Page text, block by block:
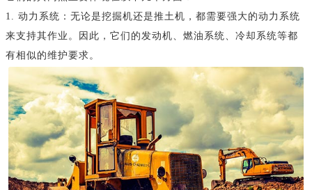
1. 动力系统：无论是挖掘机还是推土机，都需要强大的动力系统
来支持其作业。因此，它们的发动机、燃油系统、冷却系统等都
有相似的维护要求。